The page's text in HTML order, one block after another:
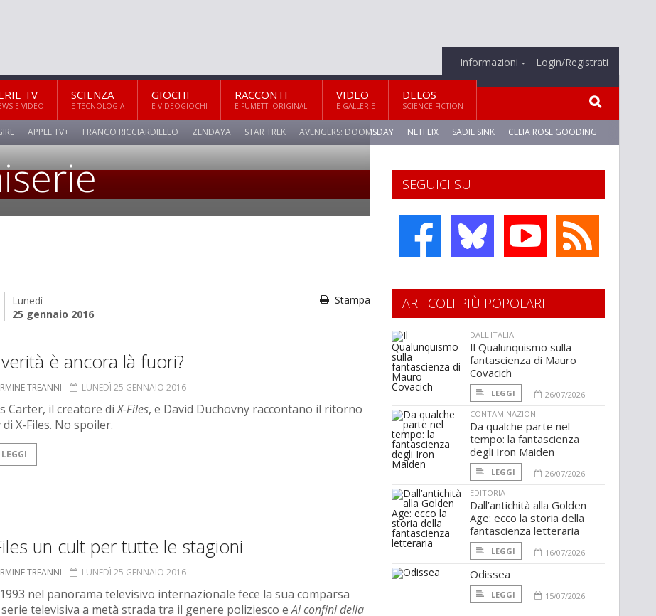
Informazioni Login/Registrati
TV
E VIDEO
SCIENZA
E TECNOLOGIA
GIOCHI
E VIDEOGIOCHI
RACCONTI
E FUMETTI ORIGINALI
VIDEO
E GALLERIE
DELOS
SCIENCE FICTION
APPLE TV+ FRANCO RICCIARDIELLO ZENDAYA STAR TREK AVENGERS: DOOMSDAY NETFLIX SADIE SINK CELIA ROSE GOODING
Lunedì
25 gennaio 2016
Stampa
è ancora là fuori?
TREANNI LUNEDÌ 25 GENNAIO 2016
Carter, il creatore diX-Files, e David Duchovny raccontano il ritorno
X-Files. No spoiler.
LEGGI
un cult per tutte le stagioni
TREANNI LUNEDÌ 25 GENNAIO 2016
nel panorama televisivo internazionale fece la sua comparsa
televisiva a metà strada tra il genere poliziesco eAi confini della
SEGUICI SU
ARTICOLI PIÙ POPOLARI
DALL'ITALIA
Il Qualunquismo sulla
fantascienza di Mauro
Covacich
LEGGI
26/07/2026
CONTAMINAZIONI
Da qualche parte nel
tempo: la fantascienza
degli Iron Maiden
LEGGI
26/07/2026
EDITORIA
Dall’antichità alla Golden
Age: ecco la storia della
fantascienza letteraria
LEGGI 16/07/2026
Odissea
LEGGI 15/07/2026